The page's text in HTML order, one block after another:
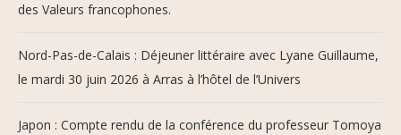
des Valeurs francophones.
Nord-Pas-de-Calais : Déjeuner littéraire avec Lyane Guillaume,
le mardi 30 juin 2026 à Arras à l’hôtel de l’Univers
Japon : Compte rendu de la conférence du professeur Tomoya